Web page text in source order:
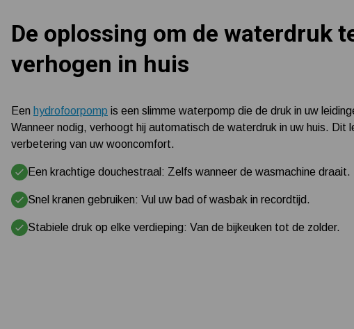
De oplossing om de waterdruk
verhogen in huis
Een hydrofoorpomp is een slimme waterpomp die de druk in uw
Wanneer nodig, verhoogt hij automatisch de waterdruk in uw huis. Dit
verbetering van uw wooncomfort.
Een krachtige douchestraal: Zelfs wanneer de wasmachine draait.
Snel kranen gebruiken: Vul uw bad of wasbak in recordtijd.
Stabiele druk op elke verdieping: Van de bijkeuken tot de zolder.